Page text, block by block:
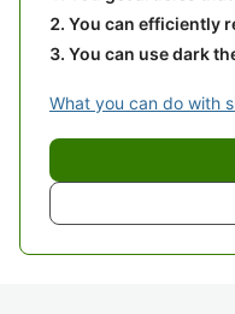
You can efficiently
You can use dark
What you can do with